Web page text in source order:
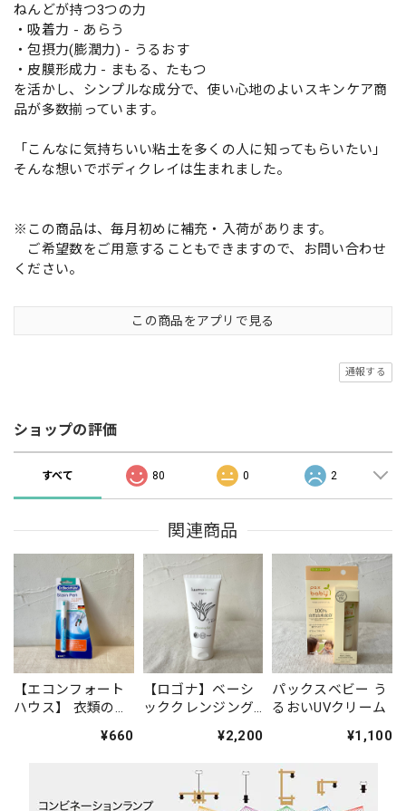
ねんどが持つ3つの力
・吸着力 - あらう
・包摂力(膨潤力) - うるおす
・皮膜形成力 - まもる、たもつ
を活かし、シンプルな成分で、使い心地のよいスキンケア商
品が多数揃っています。
「こんなに気持ちいい粘土を多くの人に知ってもらいたい」
そんな想いでボディクレイは生まれました。
※この商品は、毎月初めに補充・入荷があります。
ご希望数をご用意することもできますので、お問い合わせ
ください。
この商品をアプリで見る
通報する
ショップの評価
すべて 80 0 2
関連商品
【エコンフォート
ハウス】 衣類のシ
¥660
【ロゴナ】ベーシ
ッククレンジング
¥2,200
パックスベビー う
るおいUVクリーム
¥1,100